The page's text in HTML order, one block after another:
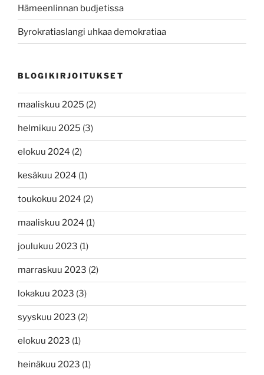
Hämeenlinnan budjetissa
Byrokratiaslangi uhkaa demokratiaa
BLOGIKIRJOITUKSET
maaliskuu 2025 (2)
helmikuu 2025 (3)
elokuu 2024 (2)
kesäkuu 2024 (1)
toukokuu 2024 (2)
maaliskuu 2024 (1)
joulukuu 2023 (1)
marraskuu 2023 (2)
lokakuu 2023 (3)
syyskuu 2023 (2)
elokuu 2023 (1)
heinäkuu 2023 (1)